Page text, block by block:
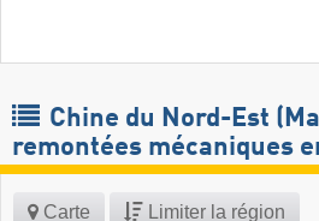
Chine du Nord-Est
remontées mécaniques
Carte Limiter la région